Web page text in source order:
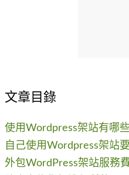
文章目錄
使用Wordpress架站有哪
自己使用Wordpress架站
外包WordPress架站服務